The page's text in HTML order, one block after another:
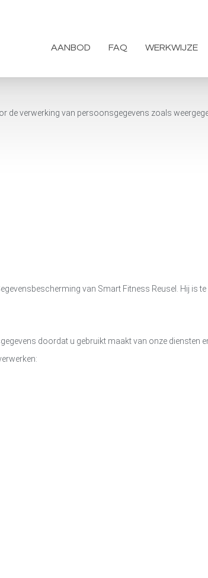
AANBOD FAQ WERKWIJZE
de verwerking van persoonsgegevens zoals
van Smart Fitness Reusel . Hij is
doordat u gebruikt maakt van onze diensten